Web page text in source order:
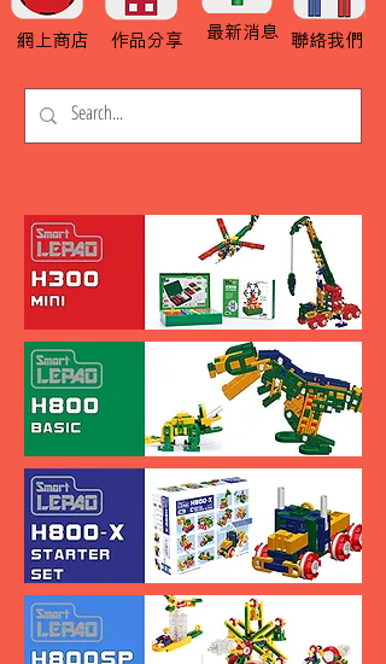
網上商店 作品分享 最新消息 聯絡我們